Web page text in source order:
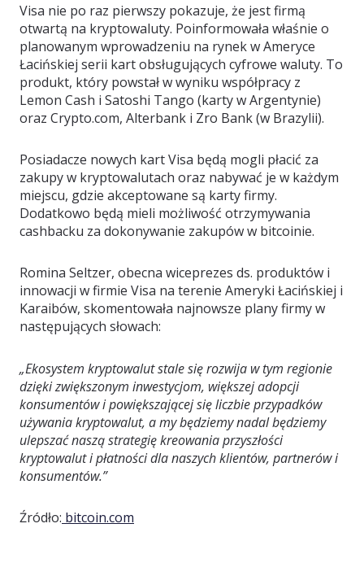
Visa nie po raz pierwszy pokazuje, że jest firmą
otwartą na kryptowaluty. Poinformowała właśnie o
planowanym wprowadzeniu na rynek w Ameryce
Łacińskiej serii kart obsługujących cyfrowe waluty. To
produkt, który powstał w wyniku współpracy z
Lemon Cash i Satoshi Tango (karty w Argentynie)
oraz Crypto.com, Alterbank i Zro Bank (w Brazylii).
Posiadacze nowych kart Visa będą mogli płacić za
zakupy w kryptowalutach oraz nabywać je w każdym
miejscu, gdzie akceptowane są karty firmy.
Dodatkowo będą mieli możliwość otrzymywania
cashbacku za dokonywanie zakupów w bitcoinie.
Romina Seltzer, obecna wiceprezes ds. produktów i
innowacji w firmie Visa na terenie Ameryki Łacińskiej i
Karaibów, skomentowała najnowsze plany firmy w
następujących słowach:
„Ekosystem kryptowalut stale się rozwija w tym regionie
dzięki zwiększonym inwestycjom, większej adopcji
konsumentów i powiększającej się liczbie przypadków
używania kryptowalut, a my będziemy nadal będziemy
ulepszać naszą strategię kreowania przyszłości
kryptowalut i płatności dla naszych klientów, partnerów i
konsumentów.”
Źródło: bitcoin.com